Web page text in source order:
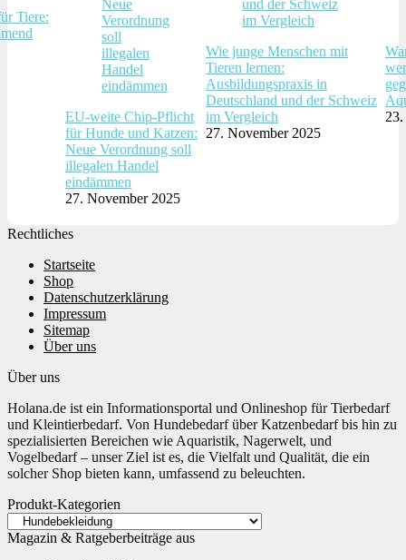
Tiere:
EU-weite Chip-Pflicht
für Hunde und Katzen:
Neue Verordnung soll
illegalen Handel
eindämmen
27. November 2025
Wie junge Menschen mit
Tieren lernen:
Ausbildungspraxis in
Deutschland und der Schweiz
im Vergleich
27. November 2025
Rechtliches
Startseite
Shop
Datenschutzerklärung
Impressum
Sitemap
Über uns
Über uns
Holana.de ist ein Informationsportal und Onlineshop für Tierbedarf
und Kleintierbedarf. Von Hundebedarf über Katzenbedarf bis hin zu
spezialisierten Bereichen wie Aquaristik, Nagerwelt, und
Vogelbedarf – unser Ziel ist es, die Vielfalt und Qualität, die ein
solcher Shop bieten kann, umfassend zu beleuchten.
Produkt-Kategorien
Magazin & Ratgeberbeiträge aus